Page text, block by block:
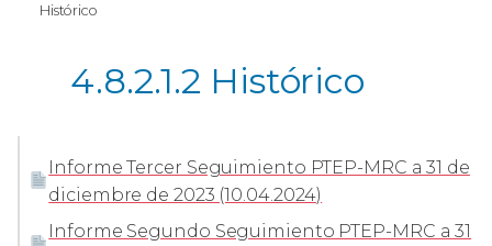
Histórico
4.8.2.1.2 Histórico
Informe Tercer Seguimiento PTEP-MRC a 31 de
diciembre de 2023 (10.04.2024)
Informe Segundo Seguimiento PTEP-MRC a 31